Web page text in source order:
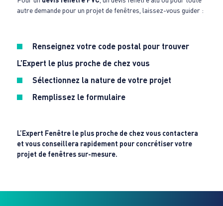
autre demande pour un projet de fenêtres, laissez-vous guider :
Renseignez votre code postal pour trouver
L’Expert le plus proche de chez vous
Sélectionnez la nature de votre projet
Remplissez le formulaire
L’Expert Fenêtre le plus proche de chez vous contactera
et vous conseillera rapidement pour concrétiser votre
projet de fenêtres sur-mesure.